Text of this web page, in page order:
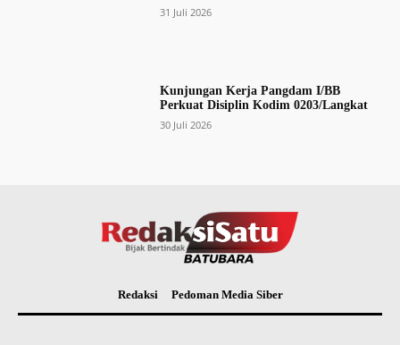
31 Juli 2026
Kunjungan Kerja Pangdam I/BB
Perkuat Disiplin Kodim 0203/Langkat
30 Juli 2026
Redaksi Pedoman Media Siber